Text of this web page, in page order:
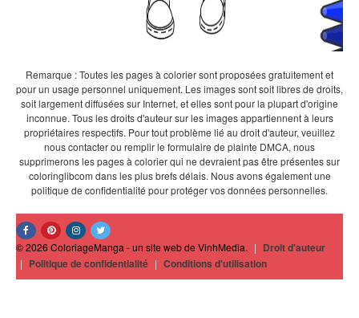
Remarque : Toutes les pages à colorier sont proposées gratuitement et
pour un usage personnel uniquement. Les images sont soit libres de droits,
soit largement diffusées sur Internet, et elles sont pour la plupart d'origine
inconnue. Tous les droits d'auteur sur les images appartiennent à leurs
propriétaires respectifs. Pour tout problème lié au droit d'auteur, veuillez
nous contacter ou remplir le formulaire de plainte DMCA, nous
supprimerons les pages à colorier qui ne devraient pas être présentes sur
coloringlibcom dans les plus brefs délais. Nous avons également une
politique de confidentialité pour protéger vos données personnelles.
© 2026 ColoriageManga - un site web de VinhMedia. | Droit d'auteur
| Politique de confidentialité | Conditions d'utilisation